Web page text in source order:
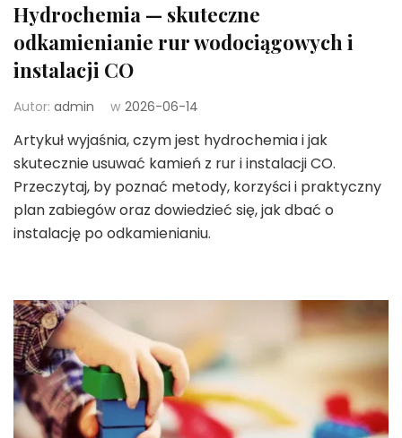
Hydrochemia — skuteczne
odkamienianie rur wodociągowych i
instalacji CO
Autor: admin w 2026-06-14
Artykuł wyjaśnia, czym jest hydrochemia i jak
skutecznie usuwać kamień z rur i instalacji CO.
Przeczytaj, by poznać metody, korzyści i praktyczny
plan zabiegów oraz dowiedzieć się, jak dbać o
instalację po odkamienianiu.